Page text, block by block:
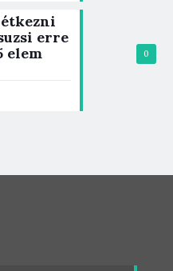
0
étkezni
erre
elem